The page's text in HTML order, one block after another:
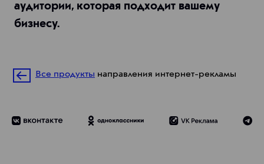
Все продукты направления интернет-рекламы
аудитории, которая подходит вашему
бизнесу.